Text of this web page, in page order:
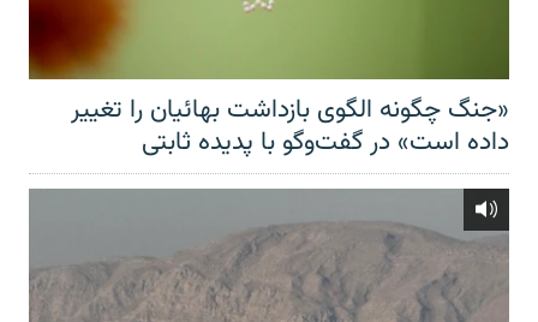
«جنگ چگونه الگوی بازداشت بهائیان را تغییر
داده است» در گفت‌وگو با پدیده ثابتی